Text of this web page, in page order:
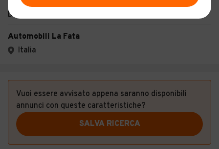
Descrizione
Automobili La Fata
Italia
Vuoi essere avvisato appena saranno disponibili
annunci con queste caratteristiche?
SALVA RICERCA